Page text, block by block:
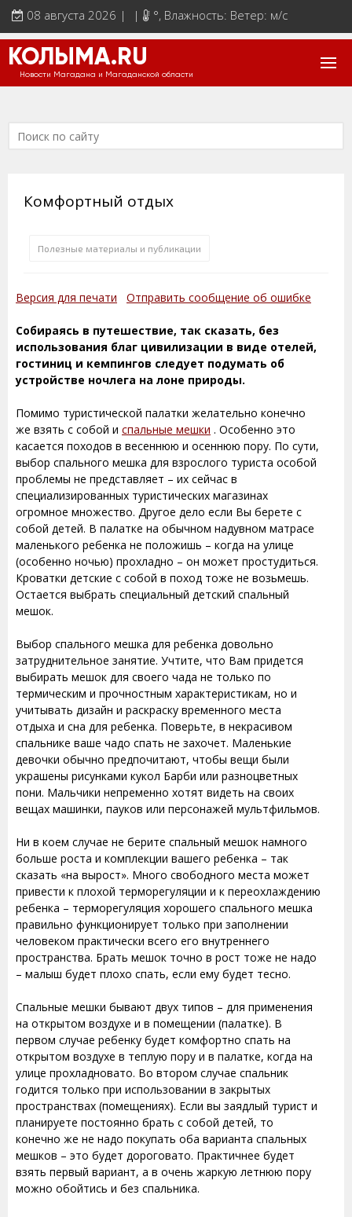
08 августа 2026 | | °, Влажность: Ветер: м/с
КОЛЫМА.RU
Новости Магадана и Магаданской области
Комфортный отдых
Полезные материалы и публикации
Версия для печати Отправить сообщение об ошибке
Собираясь в путешествие, так сказать, без
использования благ цивилизации в виде отелей,
гостиниц и кемпингов следует подумать об
устройстве ночлега на лоне природы.
Помимо туристической палатки желательно конечно
же взять с собой и спальные мешки . Особенно это
касается походов в весеннюю и осеннюю пору. По сути,
выбор спального мешка для взрослого туриста особой
проблемы не представляет – их сейчас в
специализированных туристических магазинах
огромное множество. Другое дело если Вы берете с
собой детей. В палатке на обычном надувном матрасе
маленького ребенка не положишь – когда на улице
(особенно ночью) прохладно – он может простудиться.
Кроватки детские с собой в поход тоже не возьмешь.
Остается выбрать специальный детский спальный
мешок.
Выбор спального мешка для ребенка довольно
затруднительное занятие. Учтите, что Вам придется
выбирать мешок для своего чада не только по
термическим и прочностным характеристикам, но и
учитывать дизайн и раскраску временного места
отдыха и сна для ребенка. Поверьте, в некрасивом
спальнике ваше чадо спать не захочет. Маленькие
девочки обычно предпочитают, чтобы вещи были
украшены рисунками кукол Барби или разноцветных
пони. Мальчики непременно хотят видеть на своих
вещах машинки, пауков или персонажей мультфильмов.
Ни в коем случае не берите спальный мешок намного
больше роста и комплекции вашего ребенка – так
сказать «на вырост». Много свободного места может
привести к плохой терморегуляции и к переохлаждению
ребенка – терморегуляция хорошего спального мешка
правильно функционирует только при заполнении
человеком практически всего его внутреннего
пространства. Брать мешок точно в рост тоже не надо
– малыш будет плохо спать, если ему будет тесно.
Спальные мешки бывают двух типов – для применения
на открытом воздухе и в помещении (палатке). В
первом случае ребенку будет комфортно спать на
открытом воздухе в теплую пору и в палатке, когда на
улице прохладновато. Во втором случае спальник
годится только при использовании в закрытых
пространствах (помещениях). Если вы заядлый турист и
планируете постоянно брать с собой детей, то
конечно же не надо покупать оба варианта спальных
мешков – это будет дороговато. Практичнее будет
взять первый вариант, а в очень жаркую летнюю пору
можно обойтись и без спальника.